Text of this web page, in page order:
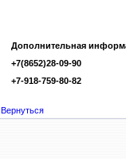
Дополнительная
+7(8652)28-09-90
+7-918-759-80-82
Вернуться